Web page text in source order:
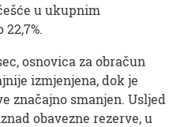
u ukupnim
osnovica za obračun
izmjenjena, dok je
značajno smanjen. Usljed
obavezne rezerve, u